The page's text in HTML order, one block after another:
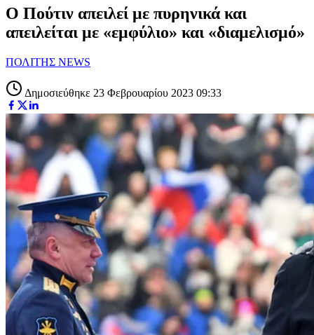
Ο Πούτιν απειλεί με πυρηνικά και
απειλείται με «εμφύλιο» και «διαμελισμό»
ΠΟΛΙΤΗΣ NEWS
Δημοσιεύθηκε 23 Φεβρουαρίου 2023 09:33